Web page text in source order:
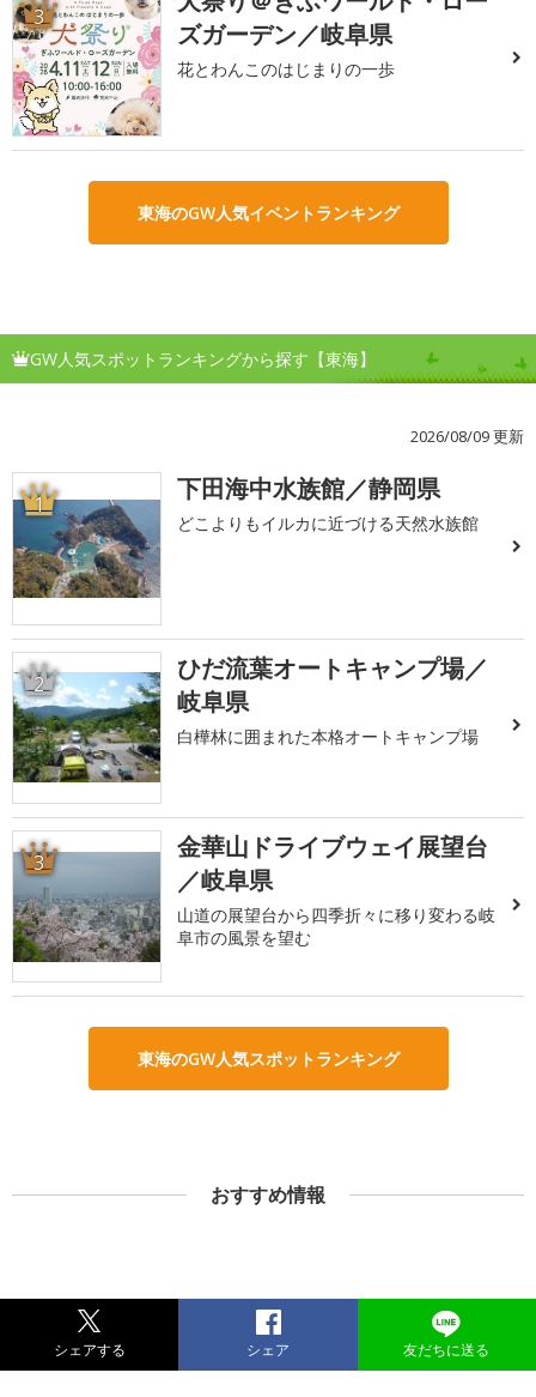
3
ズガーデン／岐阜県
花とわんこのはじまりの一歩
東海のGW人気イベントランキング
GW人気スポットランキングから探す【東海】
2026/08/09 更新
1 下田海中水族館／静岡県
どこよりもイルカに近づける天然水族館
2
ひだ流葉オートキャンプ場／
岐阜県
白樺林に囲まれた本格オートキャンプ場
3
金華山ドライブウェイ展望台
／岐阜県
山道の展望台から四季折々に移り変わる岐
阜市の風景を望む
東海のGW人気スポットランキング
おすすめ情報
シェアする シェア 友だちに送る